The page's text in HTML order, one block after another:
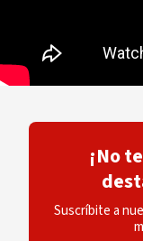
¡No
Suscríbite a